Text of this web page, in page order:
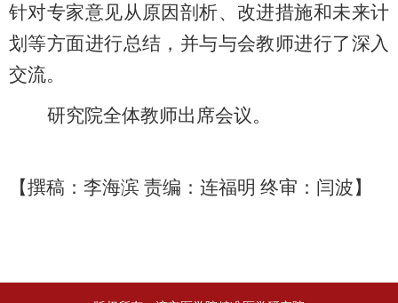
针对专家意见从原因剖析、改进措施和未来计
划等方面进行总结，并与与会教师进行了深入
交流。
研究院全体教师出席会议。
【撰稿：李海滨 责编：连福明 终审：闫波】